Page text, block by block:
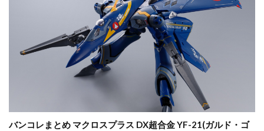
バンコレまとめ マクロスプラス DX超合金 YF-21(ガルド・ゴ